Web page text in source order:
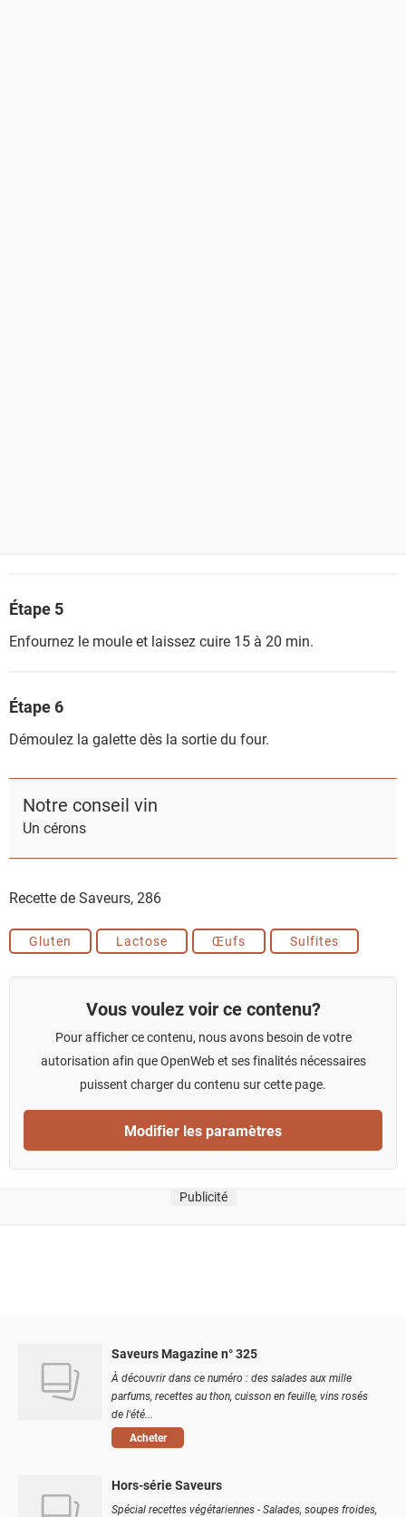
Étape 5
Enfournez le moule et laissez cuire 15 à 20 min.
Étape 6
Démoulez la galette dès la sortie du four.
Notre conseil vin
Un cérons
Recette de Saveurs,286
Gluten Lactose Œufs Sulfites
Vous voulez voir ce contenu?
Pour afficher ce contenu, nous avons besoin de votre
autorisation afin que OpenWeb et ses finalités nécessaires
puissent charger du contenu sur cette page.
Modifier les paramètres
Publicité
Saveurs Magazine n° 325
À découvrir dans ce numéro : des salades aux mille
parfums, recettes au thon, cuisson en feuille, vins rosés
de l'été...
Acheter
Hors-série Saveurs
Spécial recettes végétariennes - Salades, soupes froides,